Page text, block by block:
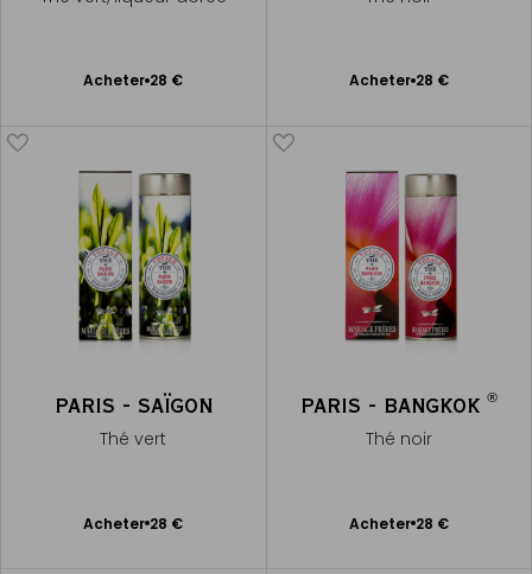
Acheter 28 €
Ajouter
Acheter 28 €
Ajouter
PARIS - SAÏGON
Thé vert
Acheter 28 €
Ajouter
PARIS - BANGKOK ®
Thé noir
Acheter 28 €
Ajouter